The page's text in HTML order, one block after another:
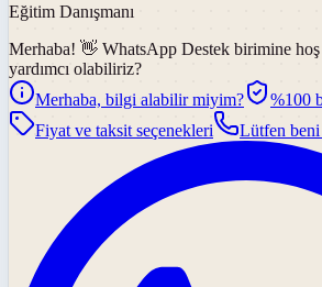
Eğitim Danışmanı
Merhaba! 👋 WhatsApp Destek birimine hoş
yardımcı olabiliriz?
Merhaba, bilgi alabilir miyim?
%100
Fiyat ve taksit seçenekleri
Lütfen beni